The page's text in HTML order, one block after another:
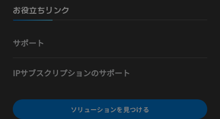
お役立ちリンク
サポート
IPサブスクリプションのサポート
ソリューションを見つける